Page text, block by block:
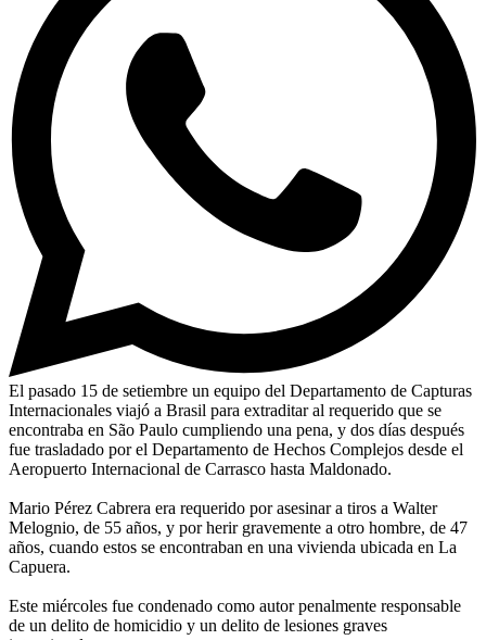
El pasado 15 de setiembre un equipo del Departamento de Capturas
Internacionales viajó a Brasil para extraditar al requerido que se
encontraba en São Paulo cumpliendo una pena, y dos días después
fue trasladado por el Departamento de Hechos Complejos desde el
Aeropuerto Internacional de Carrasco hasta Maldonado.
Mario Pérez Cabrera era requerido por asesinar a tiros a Walter
Melognio, de 55 años, y por herir gravemente a otro hombre, de 47
años, cuando estos se encontraban en una vivienda ubicada en La
Capuera.
Este miércoles fue condenado como autor penalmente responsable
de un delito de homicidio y un delito de lesiones graves